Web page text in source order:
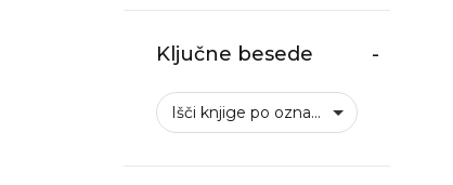
Ključne besede -
Išči knjige po oznakah